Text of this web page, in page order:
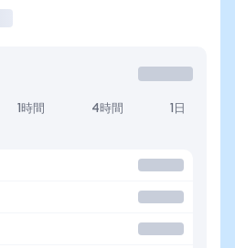
1時間 4時間 1日